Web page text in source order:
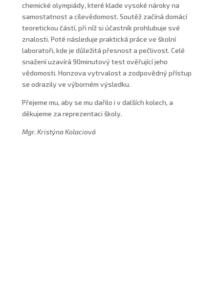
chemické olympiády, které klade vysoké nároky na
samostatnost a cílevědomost. Soutěž začíná domácí
teoretickou částí, při níž si účastník prohlubuje své
znalosti. Poté následuje praktická práce ve školní
laboratoři, kde je důležitá přesnost a pečlivost. Celé
snažení uzavírá 90minutový test ověřující jeho
vědomosti. Honzova vytrvalost a zodpovědný přístup
se odrazily ve výborném výsledku.
Přejeme mu, aby se mu dařilo i v dalších kolech, a
děkujeme za reprezentaci školy.
Mgr. Kristýna Kolaciová